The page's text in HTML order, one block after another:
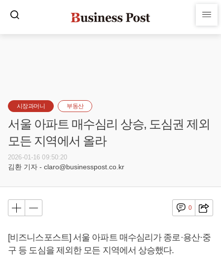
시장과머니 부동산
서울 아파트 매수심리 상승, 도심권 제외
모든 지역에서 올라
2026-01-16 09:50:20
김환 기자 - claro@businesspost.co.kr
0
[비즈니스포스트] 서울 아파트 매수심리가 종로·용산·중
구 등 도심을 제외한 모든 지역에서 상승했다.